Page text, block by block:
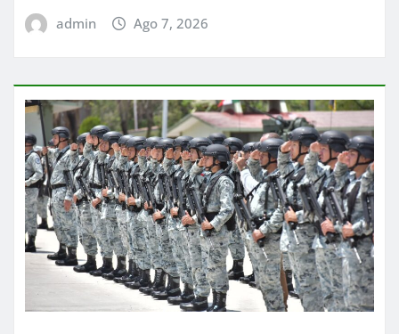
admin Ago 7, 2026